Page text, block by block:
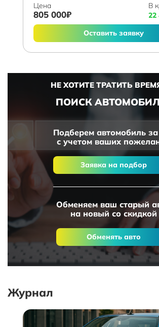
Цена
805 000₽
В
22
Оставить заявку
НЕ ХОТИТЕ ТРАТИТЬ
ПОИСК
Подберем автомобиль за
с учетом ваших
Заявка на подбор
Обменяем ваш старый
на новый со скидкой
Обменять авто
Журнал